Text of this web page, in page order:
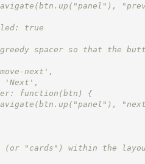
navigate(btn.up("panel"),
true
spacer so that the
next',
'Next',
function(btn) {
navigate(btn.up("panel"),
(or "cards") within the